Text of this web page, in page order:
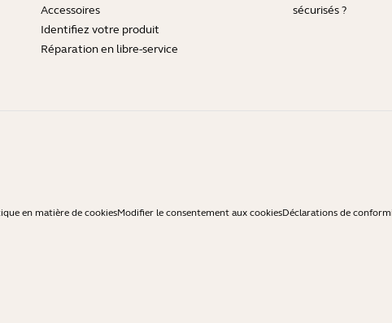
Accessoires
Identifiez votre produit
Réparation en libre-service
sécurisés ?
en matière de cookiesModifier le consentement aux cookiesDéclarations de